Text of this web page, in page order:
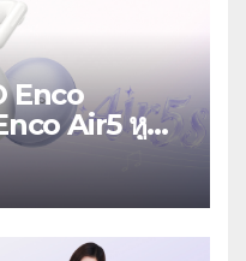
Enco
Air5 หูฟัง
พร้อมระบบ
ยเหมือนไม่ได้